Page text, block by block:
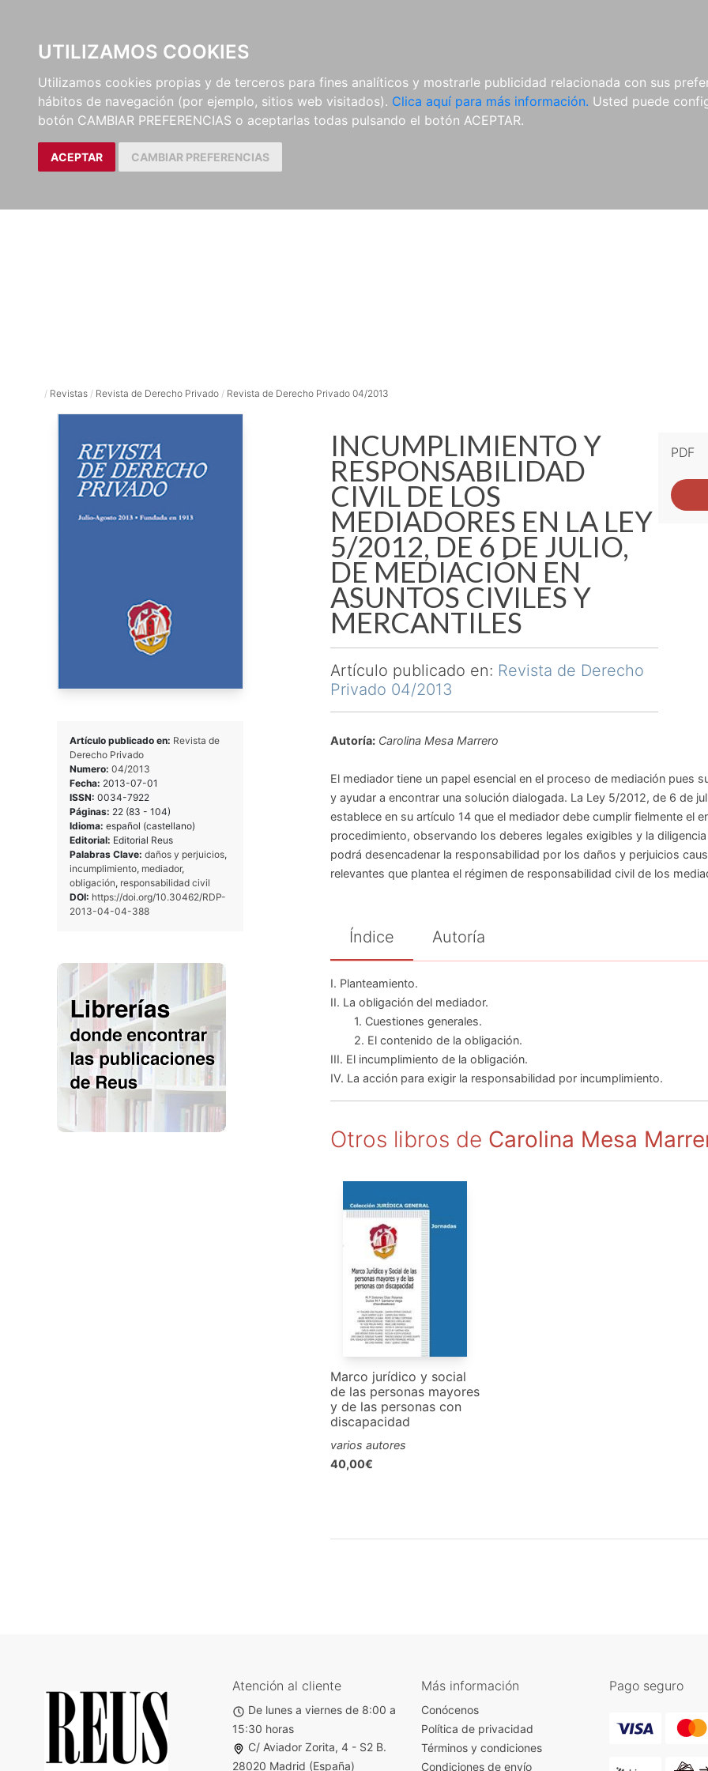
UTILIZAMOS COOKIES
Utilizamos cookies propias y de terceros para fines analíticos y mostrarle publicidad relacionada con sus
hábitos de navegación (por ejemplo, sitios web visitados). Clica aquí para más información. Usted puede
botón CAMBIAR PREFERENCIAS o aceptarlas todas pulsando el botón ACEPTAR.
ACEPTAR CAMBIAR PREFERENCIAS
EDITORIAL E-BOOKS
ArtículosRevista de Derecho PrivadoRevista Española de Derecho Deportivo
/ Revistas / Revista de Derecho Privado / Revista de Derecho Privado 04/2013
Artículo publicado en: Revista de
Derecho Privado
Numero: 04/2013
Fecha: 2013-07-01
ISSN: 0034-7922
Páginas: 22 (83 - 104)
Idioma: español (castellano)
Editorial: Editorial Reus
Palabras Clave: daños y perjuicios,
incumplimiento, mediador,
obligación, responsabilidad civil
DOI: https://doi.org/10.30462/RDP-
2013-04-04-388
INCUMPLIMIENTO Y
RESPONSABILIDAD
CIVIL DE LOS
MEDIADORES EN LA LEY
5/2012, DE 6 DE JULIO,
DE MEDIACIÓN EN
ASUNTOS CIVILES Y
MERCANTILES
Artículo publicado en: Revista de Derecho
Privado 04/2013
Autoría: Carolina Mesa Marrero
PDF
El mediador tiene un papel esencial en el proceso de mediación pues
y ayudar a encontrar una solución dialogada. La Ley 5/2012, de 6 de
establece en su artículo 14 que el mediador debe cumplir fielmente el
procedimiento, observando los deberes legales exigibles y la
podrá desencadenar la responsabilidad por los daños y perjuicios
relevantes que plantea el régimen de responsabilidad civil de los
Índice Autoría
I. Planteamiento.
II. La obligación del mediador.
1. Cuestiones generales.
2. El contenido de la obligación.
III. El incumplimiento de la obligación.
IV. La acción para exigir la responsabilidad por incumplimiento.
Otros libros de Carolina Mesa
Marco jurídico y social
de las personas mayores
y de las personas con
discapacidad
varios autores
40,00€
Atención al cliente
De lunes a viernes de 8:00 a
15:30 horas
C/ Aviador Zorita, 4 - S2 B.
28020 Madrid (España)
Más información
Conócenos
Política de privacidad
Términos y condiciones
Condiciones de envío
Pago seguro